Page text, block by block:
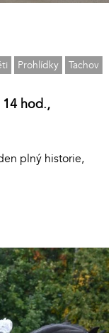
Prohlídky Tachov
hod.,
plný historie,